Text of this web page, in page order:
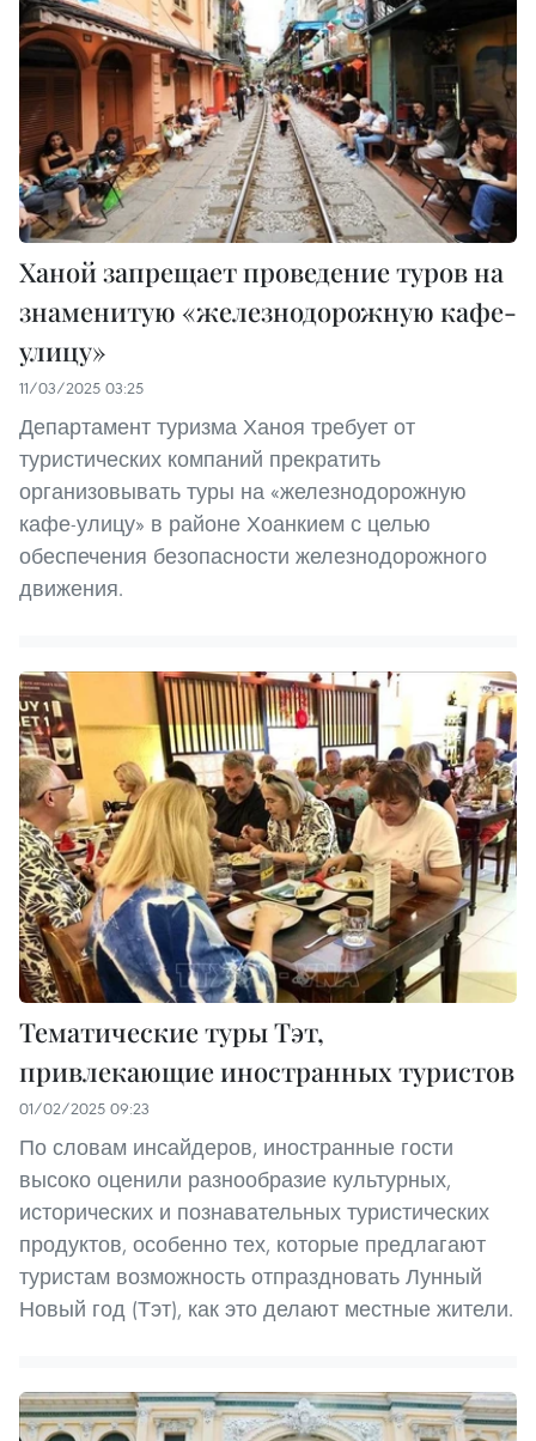
Ханой запрещает проведение туров на
знаменитую «железнодорожную кафе-
улицу»
11/03/2025 03:25
Департамент туризма Ханоя требует от
туристических компаний прекратить
организовывать туры на «железнодорожную
кафе-улицу» в районе Хоанкием с целью
обеспечения безопасности железнодорожного
движения.
Тематические туры Тэт,
привлекающие иностранных туристов
01/02/2025 09:23
По словам инсайдеров, иностранные гости
высоко оценили разнообразие культурных,
исторических и познавательных туристических
продуктов, особенно тех, которые предлагают
туристам возможность отпраздновать Лунный
Новый год (Тэт), как это делают местные жители.